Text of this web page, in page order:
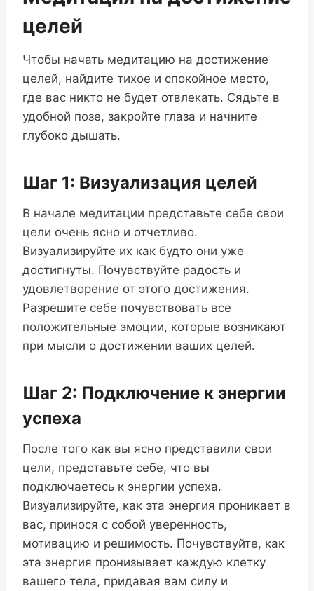
целей
Чтобы начать медитацию на достижение
целей, найдите тихое и спокойное место,
где вас никто не будет отвлекать. Сядьте в
удобной позе, закройте глаза и начните
глубоко дышать.
Шаг 1: Визуализация целей
В начале медитации представьте себе свои
цели очень ясно и отчетливо.
Визуализируйте их как будто они уже
достигнуты. Почувствуйте радость и
удовлетворение от этого достижения.
Разрешите себе почувствовать все
положительные эмоции, которые возникают
при мысли о достижении ваших целей.
Шаг 2: Подключение к энергии
успеха
После того как вы ясно представили свои
цели, представьте себе, что вы
подключаетесь к энергии успеха.
Визуализируйте, как эта энергия проникает в
вас, принося с собой уверенность,
мотивацию и решимость. Почувствуйте, как
эта энергия пронизывает каждую клетку
вашего тела, придавая вам силу и